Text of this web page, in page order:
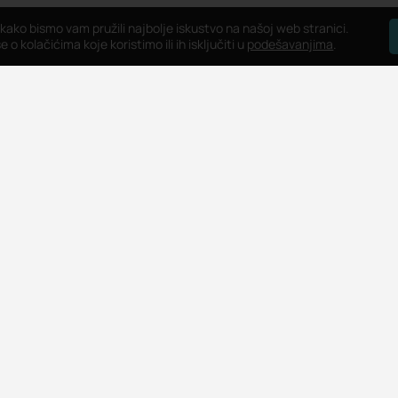
bismo vam pružili najbolje iskustvo na našoj web stranici.
o kolačićima koje koristimo ili ih isključiti u podešavanjima.